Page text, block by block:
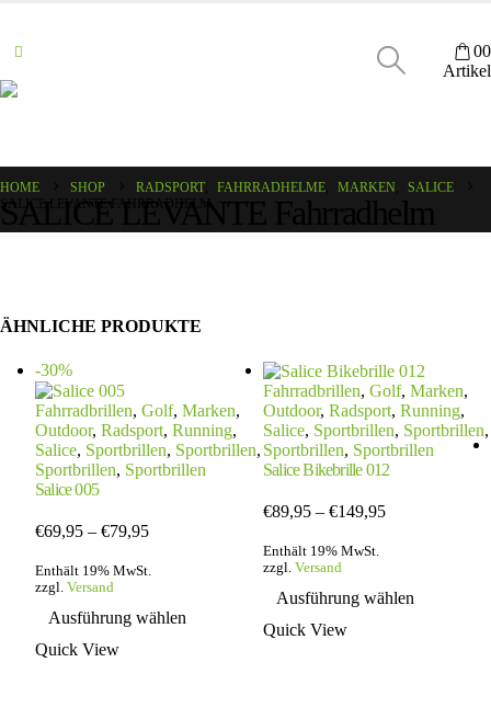
00
Artikel
HOME SHOP RADSPORT, FAHRRADHELME MARKEN
SALICE
ÄHNLICHE PRODUKTE
-30%
Fahrradbrillen, Golf, Marken,
Outdoor, Radsport, Running,
Salice, Sportbrillen, Sportbrillen,
Sportbrillen, Sportbrillen
Salice 005
€69,95 – €79,95Preisspanne:
Enthält 19% MwSt.
zzgl. Versand
Ausführung wählen
Quick View
Fahrradbrillen, Golf, Marken,
Outdoor, Radsport, Running,
Salice, Sportbrillen, Sportbrillen,
Sportbrillen, Sportbrillen
Salice Bikebrille 012
€89,95 – €149,95Preisspanne:
Enthält 19% MwSt.
zzgl. Versand
Ausführung wählen
Quick View